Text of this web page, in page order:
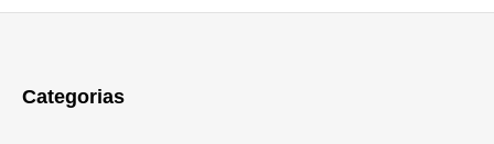
Categorias